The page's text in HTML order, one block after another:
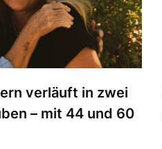
verläuft in zwei
– mit 44 und 60